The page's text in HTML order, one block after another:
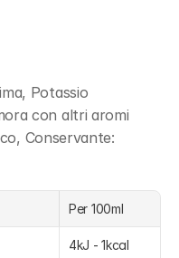
Potassio
con altri aromi
Conservante:
Per 100ml
4kJ - 1kcal